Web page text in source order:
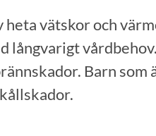
heta vätskor och
långvarigt
Barn som